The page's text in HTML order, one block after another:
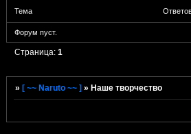
Тема
Форум пуст.
Страница:1
» [ ~~ Naruto ~~ ] » Наше творчество